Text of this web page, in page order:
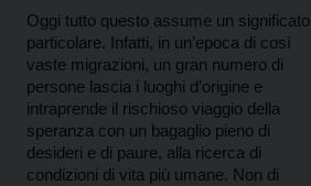
Oggi tutto questo assume un significato
particolare. Infatti, in un’epoca di così
vaste migrazioni, un gran numero di
persone lascia i luoghi d’origine e
intraprende il rischioso viaggio della
speranza con un bagaglio pieno di
desideri e di paure, alla ricerca di
condizioni di vita più umane. Non di